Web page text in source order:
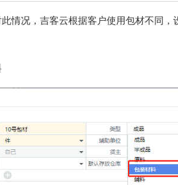
情况，吉客云根据客户使用包材不同，